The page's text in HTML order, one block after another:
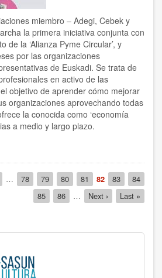
miembro – Adegi, Cebek y
la primera iniciativa conjunta con
de la ‘Alianza Pyme Circular’, y
por las organizaciones
de Euskadi. Se trata de
en activo de las
objetivo de aprender cómo mejorar
organizaciones aprovechando todas
la conocida como ‘economía
a medio y largo plazo.
… Página
78 Página
79 Página
80 Página
81
Página
actual
82 Página
83 Página
84
Página
85 Página
86 …
Siguiente
página
Next ›
Última
página
Last »